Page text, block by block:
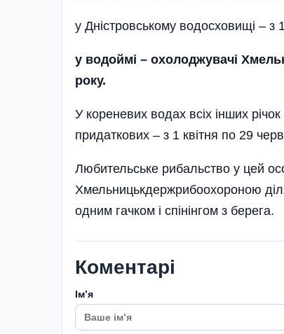
у Дністровському водосховищі –
у водоймі – охолоджувачі
року.
У кореневих водах всіх інших
придаткових – з 1 квітня по 29
Любительське рибальство у цей
Хмельницькдержрибоохороною
одним гачком і спінінгом з берега.
Коментарі
Імʼя